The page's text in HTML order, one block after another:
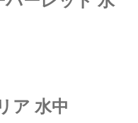
ア 水中